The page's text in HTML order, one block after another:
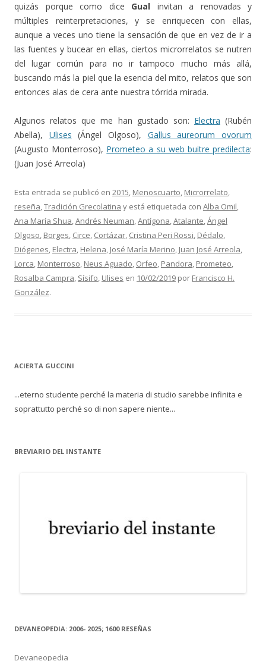
quizás porque como dice Gual invitan a renovadas y
múltiples reinterpretaciones, y se enriquecen con ellas,
aunque a veces uno tiene la sensación de que en vez de ir a
las fuentes y bucear en ellas, ciertos microrrelatos se nutren
del lugar común para no ir tampoco mucho más allá,
buscando más la piel que la esencia del mito, relatos que son
entonces alas de cera ante nuestra tórrida mirada.
Algunos relatos que me han gustado son: Electra (Rubén
Abella), Ulises (Ángel Olgoso), Gallus aureorum ovorum
(Augusto Monterroso), Prometeo a su web buitre predilecta:
(Juan José Arreola)
Esta entrada se publicó en 2015, Menoscuarto, Microrrelato,
reseña,Tradición Grecolatina y está etiquetada con Alba Omil,
Ana María Shua,Andrés Neuman,Antígona,Atalante,Ángel
Olgoso, Borges, Circe, Cortázar, Cristina Peri Rossi, Dédalo,
Diógenes, Electra, Helena, José María Merino, Juan José Arreola,
Lorca, Monterroso, Neus Aguado, Orfeo, Pandora, Prometeo,
Rosalba Campra, Sísifo, Ulises en 10/02/2019 por Francisco H.
González.
ACIERTA GUCCINI
...eterno studente perché la materia di studio sarebbe infinita e
soprattutto perché so di non sapere niente...
BREVIARIO DEL INSTANTE
DEVANEOPEDIA: 2006- 2025; 1600 RESEÑAS
Devaneopedia